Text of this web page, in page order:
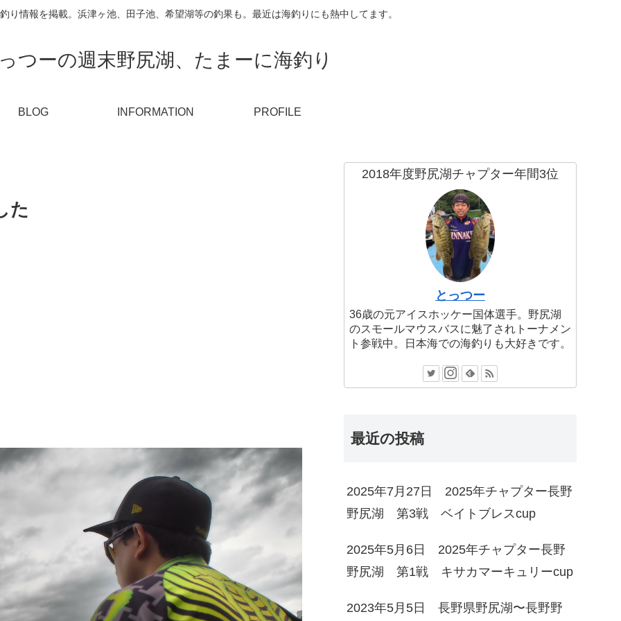
り情報を掲載。浜津ヶ池、田子池、希望湖等の釣果も。最近は海釣りにも熱中してます。
つーの週末野尻湖、たまーに海釣り
BLOG INFORMATION PROFILE
た
2018年度野尻湖チャプター年間3位
とっつー
36歳の元アイスホッケー国体選手。野尻湖
のスモールマウスバスに魅了されトーナメン
ト参戦中。日本海での海釣りも大好きです。
最近の投稿
2025年7月27日 2025年チャプター長野
野尻湖 第3戦 ベイトブレスcup
2025年5月6日 2025年チャプター長野
野尻湖 第1戦 キサカマーキュリーcup
2023年5月5日 長野県野尻湖〜長野野